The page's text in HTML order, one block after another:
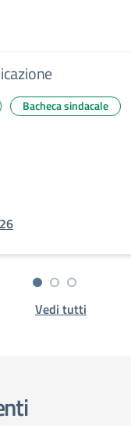
Bacheca sindacale
Vedi tutti